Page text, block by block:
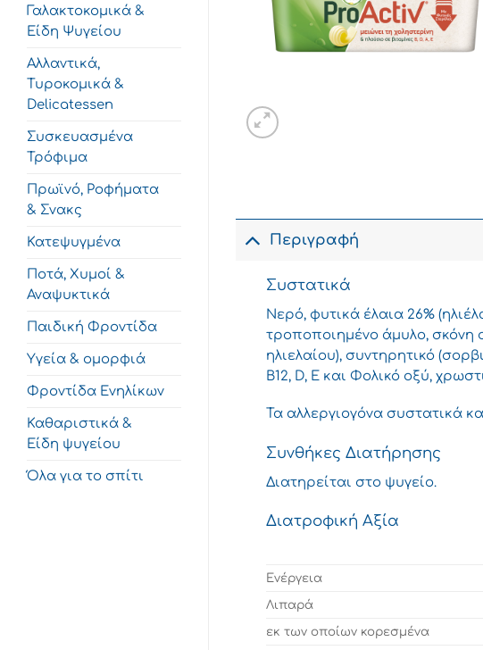
Γαλακτοκομικά &
Είδη Ψυγείου
Αλλαντικά,
Τυροκομικά &
Delicatessen
Συσκευασμένα
Τρόφιμα
Πρωϊνό, Ροφήματα
& Σνακς
Κατεψυγμένα
Ποτά, Χυμοί &
Αναψυκτικά
Παιδική Φροντίδα
Υγεία & ομορφιά
Φροντίδα Ενηλίκων
Καθαριστικά &
Είδη ψυγείου
Όλα για το σπίτι
Περιγραφή
Συστατικά
Νερό, φυτικά έλαια 26%
τροποποιημένο άμυλο, σκόνη
ηλιελαίου), συντηρητικό
Β12, D, E και Φολικό οξύ,
Τα αλλεργιογόνα συστατικά
Συνθήκες Διατήρησης
Διατηρείται στο ψυγείο.
Διατροφική Αξία
Ενέργεια
Λιπαρά
εκ των οποίων κορεσμένα